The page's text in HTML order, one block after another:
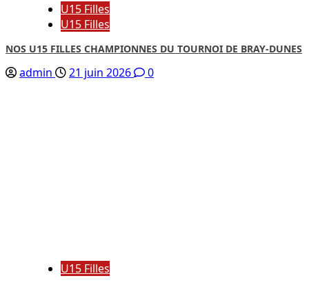
U15 Filles
U15 Filles
NOS U15 FILLES CHAMPIONNES DU TOURNOI DE BRAY-DUNES
admin 21 juin 2026 0
U15 Filles